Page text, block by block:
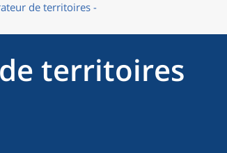
de territoires -
territoires